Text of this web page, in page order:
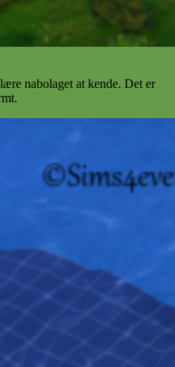
nabolaget at kende. Det er